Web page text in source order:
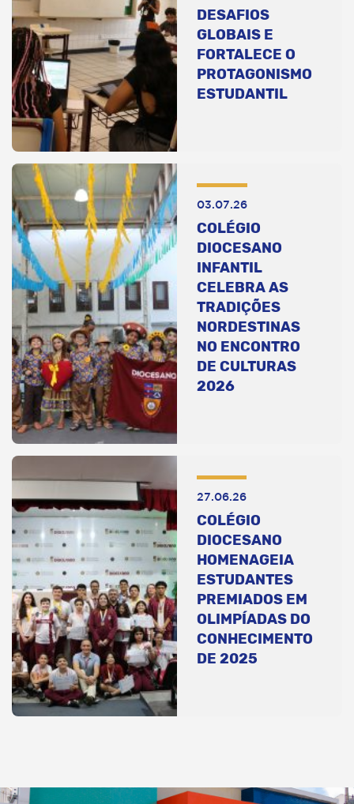
DESAFIOS
GLOBAIS E
FORTALECE O
PROTAGONISMO
ESTUDANTIL
03.07.26
COLÉGIO
DIOCESANO
INFANTIL
CELEBRA AS
TRADIÇÕES
NORDESTINAS
NO ENCONTRO
DE CULTURAS
2026
27.06.26
COLÉGIO
DIOCESANO
HOMENAGEIA
ESTUDANTES
PREMIADOS EM
OLIMPÍADAS DO
CONHECIMENTO
DE 2025